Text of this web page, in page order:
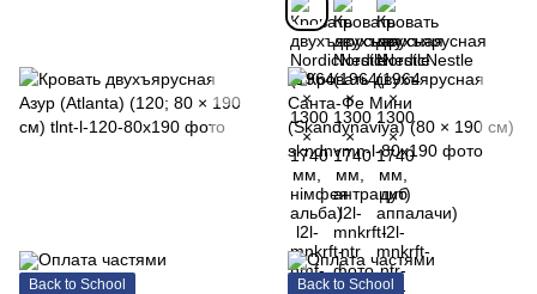
Back to School
Back to School